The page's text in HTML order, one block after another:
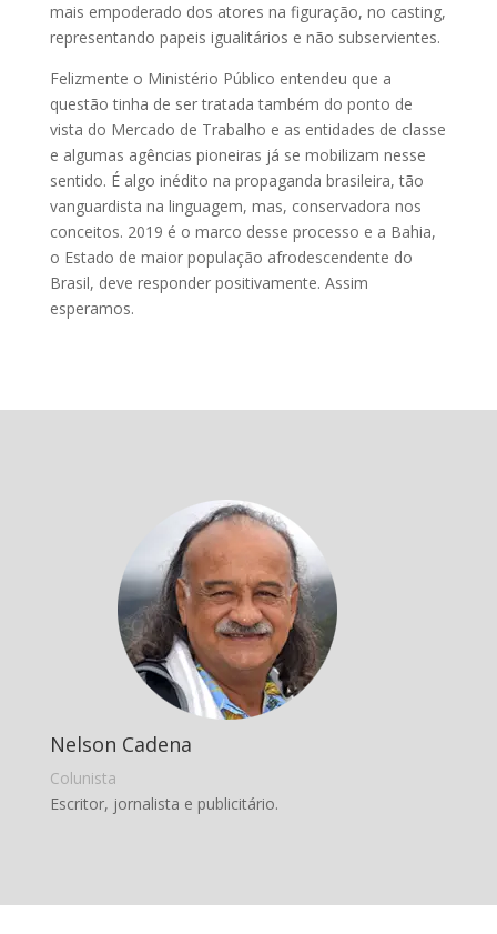
mais empoderado dos atores na figuração, no casting,
representando papeis igualitários e não subservientes.
Felizmente o Ministério Público entendeu que a
questão tinha de ser tratada também do ponto de
vista do Mercado de Trabalho e as entidades de classe
e algumas agências pioneiras já se mobilizam nesse
sentido. É algo inédito na propaganda brasileira, tão
vanguardista na linguagem, mas, conservadora nos
conceitos. 2019 é o marco desse processo e a Bahia,
o Estado de maior população afrodescendente do
Brasil, deve responder positivamente. Assim
esperamos.
Nelson Cadena
Colunista
Escritor, jornalista e publicitário.